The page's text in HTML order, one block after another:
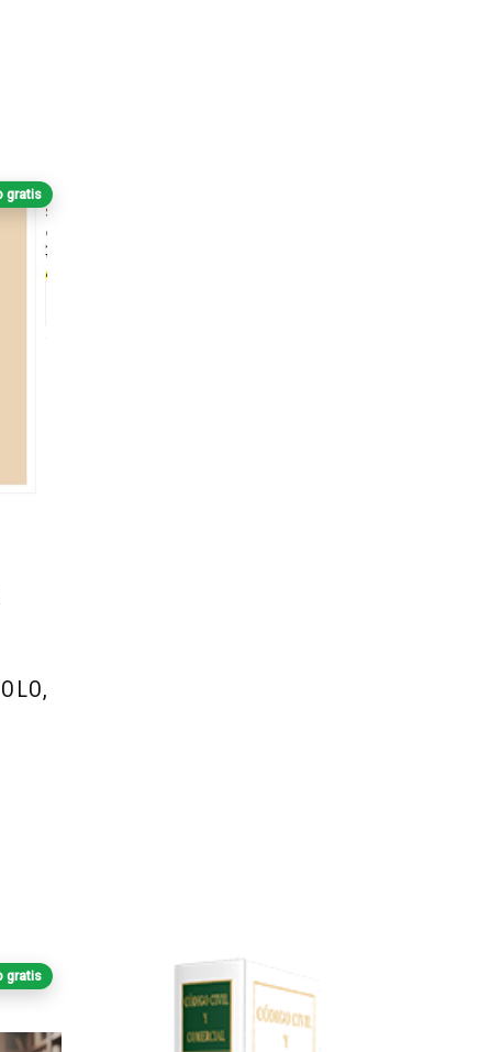
gratis
gratis